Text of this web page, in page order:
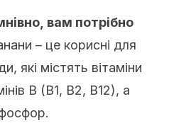
вам потрібно
– це корисні для
які містять вітаміни
B (В1, В2, В12), а